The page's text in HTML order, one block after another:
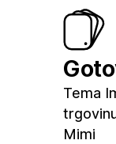
Tema
Mimi